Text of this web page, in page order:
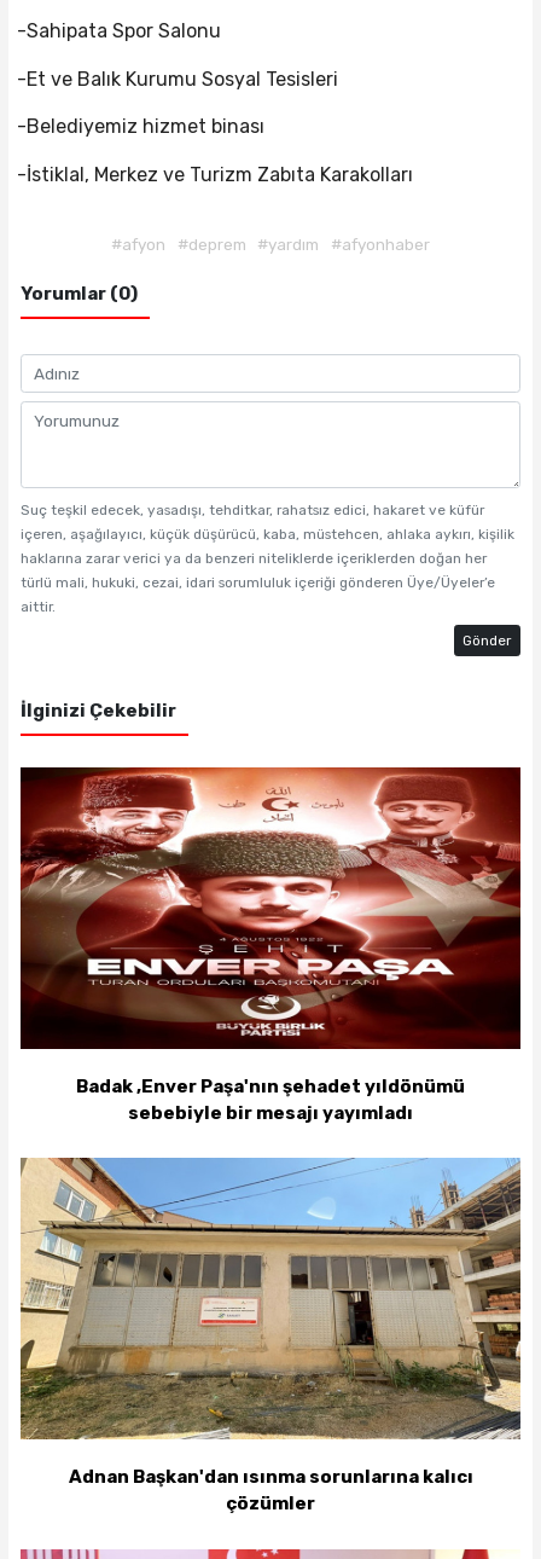
-Sahipata Spor Salonu
-Et ve Balık Kurumu Sosyal Tesisleri
-Belediyemiz hizmet binası
-İstiklal, Merkez ve Turizm Zabıta Karakolları
#afyon #deprem #yardım #afyonhaber
Yorumlar (0)
Suç teşkil edecek, yasadışı, tehditkar, rahatsız edici, hakaret ve küfür
içeren, aşağılayıcı, küçük düşürücü, kaba, müstehcen, ahlaka aykırı, kişilik
haklarına zarar verici ya da benzeri niteliklerde içeriklerden doğan her
türlü mali, hukuki, cezai, idari sorumluluk içeriği gönderen Üye/Üyeler’e
aittir.
Gönder
İlginizi Çekebilir
Badak ,Enver Paşa'nın şehadet yıldönümü
sebebiyle bir mesajı yayımladı
Adnan Başkan'dan ısınma sorunlarına kalıcı
çözümler